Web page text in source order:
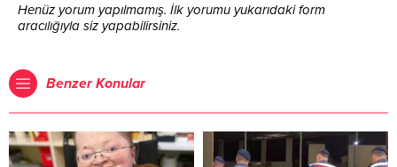
Henüz yorum yapılmamış. İlk yorumu yukarıdaki form
aracılığıyla siz yapabilirsiniz.
Benzer Konular